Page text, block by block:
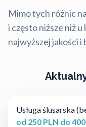
Mimo tych różnic
i często niższe niż
najwyższej jakości i
Usługa ślusarska
od 250 PLN do